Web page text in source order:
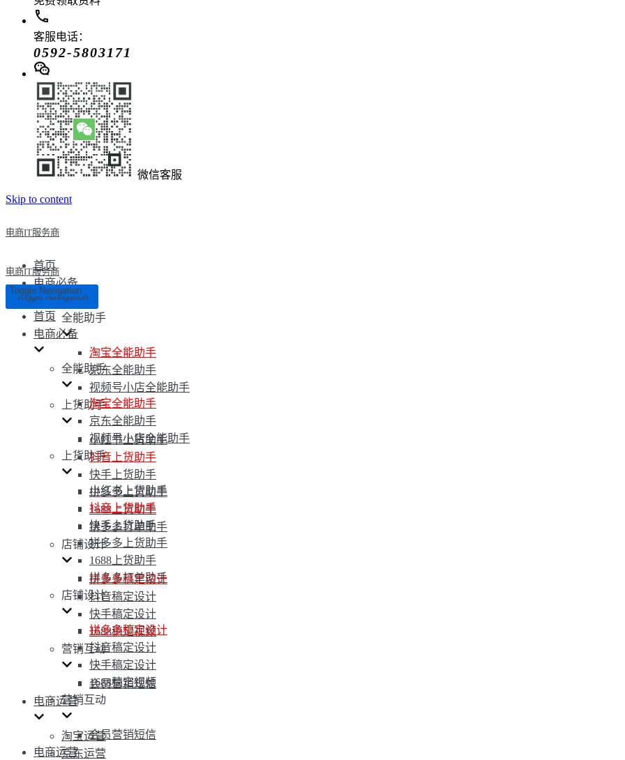
客服电话：
0592-5803171
微信客服
Skip to content
电商IT服务商
首页
电商必备
全能助手
淘宝全能助手
京东全能助手
视频号小店全能助手
上货助手
小红书上货助手
抖音上货助手
快手上货助手
拼多多上货助手
1688上货助手
拼多多打单助手
店铺设计
拼多多稿定设计
抖音稿定设计
快手稿定设计
1688稿定视频
营销互动
会员营销短信
电商运营
淘宝运营
京东运营
电商IT服务商
Toggle Navigation
Toggle Navigation
首页
电商必备
全能助手
淘宝全能助手
京东全能助手
视频号小店全能助手
上货助手
小红书上货助手
抖音上货助手
快手上货助手
拼多多上货助手
1688上货助手
拼多多打单助手
店铺设计
拼多多稿定设计
抖音稿定设计
快手稿定设计
1688稿定视频
营销互动
会员营销短信
电商运营